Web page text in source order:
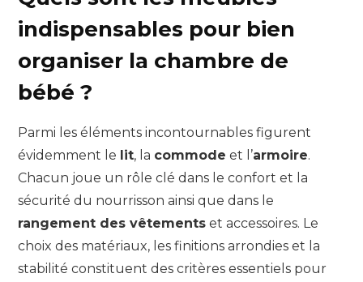
indispensables pour bien
organiser la chambre de
bébé ?
Parmi les éléments incontournables figurent
évidemment le lit, la commode et l’armoire.
Chacun joue un rôle clé dans le confort et la
sécurité du nourrisson ainsi que dans le
rangement des vêtements et accessoires. Le
choix des matériaux, les finitions arrondies et la
stabilité constituent des critères essentiels pour